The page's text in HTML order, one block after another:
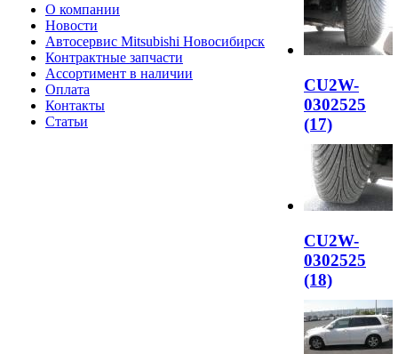
О компании
Новости
Автосервис Mitsubishi Новосибирск
Контрактные запчасти
Ассортимент в наличии
Оплата
Контакты
Статьи
CU2W-
0302525
(17)
CU2W-
0302525
(18)